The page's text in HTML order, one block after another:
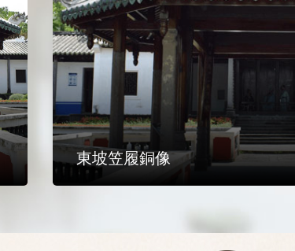
東坡笠履銅像